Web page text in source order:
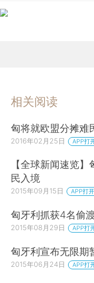
相关阅读
匈将就欧盟分摊难
2016年02月25日 APP打
【全球新闻速览
民入境
2015年09月15日 APP打开
匈牙利抓获4名偷
2015年08月29日 APP打
匈牙利宣布无限期
2015年06月24日 APP打